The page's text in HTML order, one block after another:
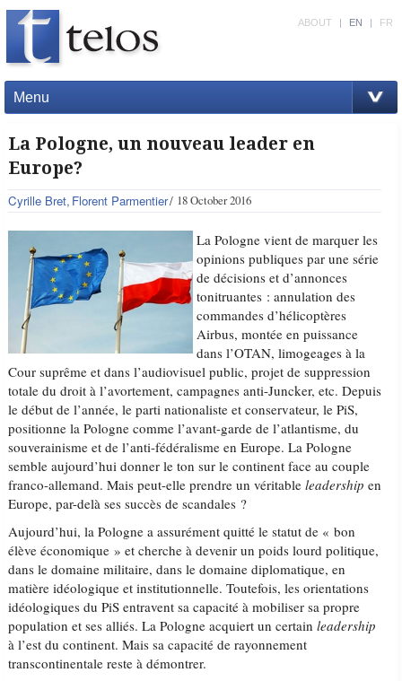
Menu
ABOUT | EN | FR
La Pologne, un nouveau leader en
Europe?
Cyrille Bret Florent Parmentier 18 October 2016
La Pologne vient de marquer les
opinions publiques par une série
de décisions et d’annonces
tonitruantes : annulation des
commandes d’hélicoptères
Airbus, montée en puissance
dans l’OTAN, limogeages à la
Cour suprême et dans l’audiovisuel public, projet de suppression
totale du droit à l’avortement, campagnes anti-Juncker, etc. Depuis
le début de l’année, le parti nationaliste et conservateur, le PiS,
positionne la Pologne comme l’avant-garde de l’atlantisme, du
souverainisme et de l’anti-fédéralisme en Europe. La Pologne
semble aujourd’hui donner le ton sur le continent face au couple
franco-allemand. Mais peut-elle prendre un véritableleadershipen
Europe, par-delà ses succès de scandales ?
Aujourd’hui, la Pologne a assurément quitté le statut de « bon
élève économique » et cherche à devenir un poids lourd politique,
dans le domaine militaire, dans le domaine diplomatique, en
matière idéologique et institutionnelle. Toutefois, les orientations
idéologiques du PiS entravent sa capacité à mobiliser sa propre
population et ses alliés. La Pologne acquiert un certainleadership
à l’est du continent. Mais sa capacité de rayonnement
transcontinentale reste à démontrer.